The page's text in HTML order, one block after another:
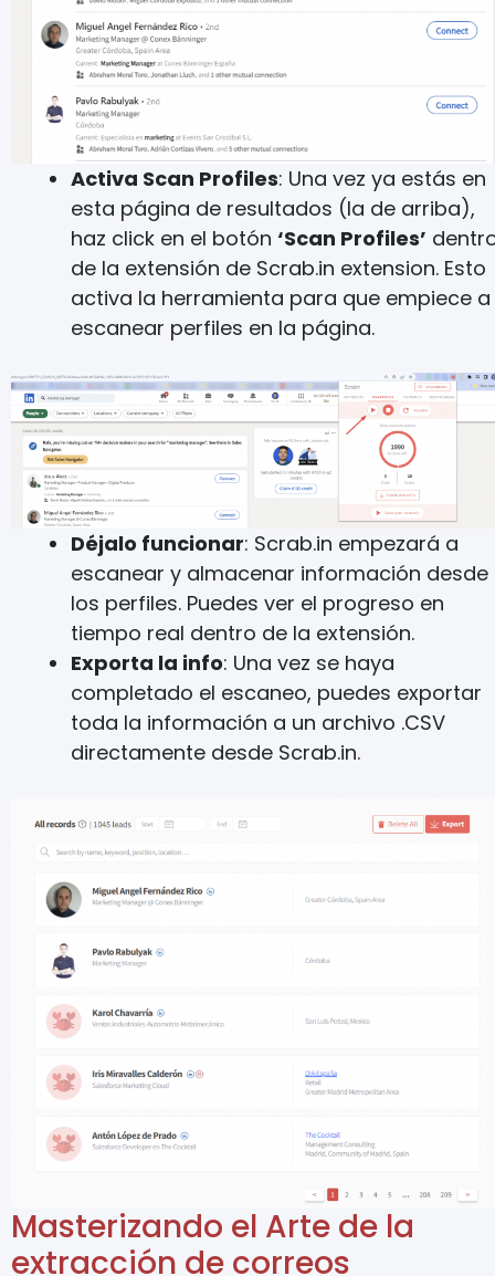
Activa Scan Profiles: Una vez ya estás en
esta página de resultados (la de arriba),
haz click en el botón ‘Scan Profiles’
de la extensión de Scrab.in extension. Esto
activa la herramienta para que empiece a
escanear perfiles en la página.
Déjalo funcionar: Scrab.in empezará a
escanear y almacenar información desde
los perfiles. Puedes ver el progreso en
tiempo real dentro de la extensión.
Exporta la info: Una vez se haya
completado el escaneo, puedes exportar
toda la información a un archivo .CSV
directamente desde Scrab.in.
Masterizando el Arte de la
extracción de correos